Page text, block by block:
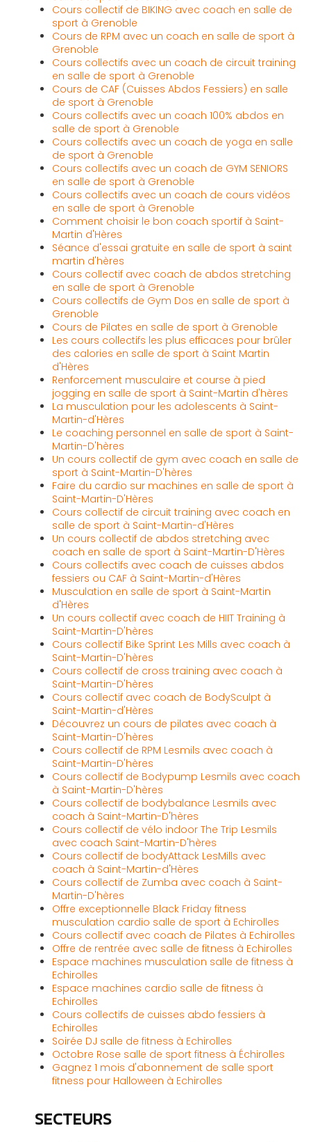
Cours collectif de BIKING avec coach en salle de
sport à Grenoble
Cours de RPM avec un coach en salle de sport à
Grenoble
Cours collectifs avec un coach de circuit training
en salle de sport à Grenoble
Cours de CAF (Cuisses Abdos Fessiers) en salle
de sport à Grenoble
Cours collectifs avec un coach 100% abdos en
salle de sport à Grenoble
Cours collectifs avec un coach de yoga en salle
de sport à Grenoble
Cours collectifs avec un coach de GYM SENIORS
en salle de sport à Grenoble
Cours collectifs avec un coach de cours vidéos
en salle de sport à Grenoble
Comment choisir le bon coach sportif à Saint-
Martin d'Hères
Séance d'essai gratuite en salle de sport à saint
martin d'hères
Cours collectif avec coach de abdos stretching
en salle de sport à Grenoble
Cours collectifs de Gym Dos en salle de sport à
Grenoble
Cours de Pilates en salle de sport à Grenoble
Les cours collectifs les plus efficaces pour brûler
des calories en salle de sport à Saint Martin
d'Hères
Renforcement musculaire et course à pied
jogging en salle de sport à Saint-Martin d'hères
La musculation pour les adolescents à Saint-
Martin-d'Hères
Le coaching personnel en salle de sport à Saint-
Martin-D'hères
Un cours collectif de gym avec coach en salle de
sport à Saint-Martin-D'hères
Faire du cardio sur machines en salle de sport à
Saint-Martin-D'Hères
Cours collectif de circuit training avec coach en
salle de sport à Saint-Martin-d'Hères
Un cours collectif de abdos stretching avec
coach en salle de sport à Saint-Martin-D'Hères
Cours collectifs avec coach de cuisses abdos
fessiers ou CAF à Saint-Martin-d'Hères
Musculation en salle de sport à Saint-Martin
d'Hères
Un cours collectif avec coach de HIIT Training à
Saint-Martin-D'hères
Cours collectif Bike Sprint Les Mills avec coach à
Saint-Martin-D'hères
Cours collectif de cross training avec coach à
Saint-Martin-D'hères
Cours collectif avec coach de BodySculpt à
Saint-Martin-d'Hères
Découvrez un cours de pilates avec coach à
Saint-Martin-D'hères
Cours collectif de RPM Lesmils avec coach à
Saint-Martin-D'hères
Cours collectif de Bodypump Lesmils avec coach
à Saint-Martin-D'hères
Cours collectif de bodybalance Lesmils avec
coach à Saint-Martin-D'hères
Cours collectif de vélo indoor The Trip Lesmils
avec coach Saint-Martin-D'hères
Cours collectif de bodyAttack LesMills avec
coach à Saint-Martin-d'Hères
Cours collectif de Zumba avec coach à Saint-
Martin-D'hères
Offre exceptionnelle Black Friday fitness
musculation cardio salle de sport à Echirolles
Cours collectif avec coach de Pilates à Echirolles
Offre de rentrée avec salle de fitness à Echirolles
Espace machines musculation salle de fitness à
Echirolles
Espace machines cardio salle de fitness à
Echirolles
Cours collectifs de cuisses abdo fessiers à
Echirolles
Soirée DJ salle de fitness à Echirolles
Octobre Rose salle de sport fitness à Échirolles
Gagnez 1 mois d'abonnement de salle sport
fitness pour Halloween à Echirolles
SECTEURS